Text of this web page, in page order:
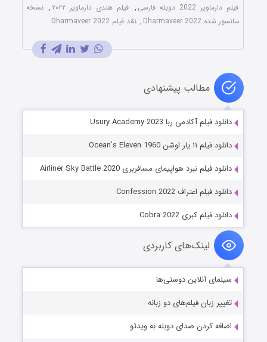
فیلم دارماویر 2022 دوبله فارسی , فیلم هندی دارماویر ۲۰۲۲ , نسخه
سانسور شده Dharmaveer 2022
, نقد فیلم Dharmaveer 2022
مطالب پیشنهادی
دانلود فیلم آکادمی ربا Usury Academy 2023
دانلود فیلم ۱۱ یار اوشن Ocean’s Eleven 1960
دانلود فیلم نبرد هواپیمای مسافربری Airliner Sky Battle 2020
دانلود فیلم اعتراف Confession 2022
دانلود فیلم کبری Cobra 2022
لینک‌های کاربردی
سینمای آنلاین دوستی‌ها
تغییر زبان فیلم‌های دو زبانه
اضافه کردن صدای دوبله به ویدئو